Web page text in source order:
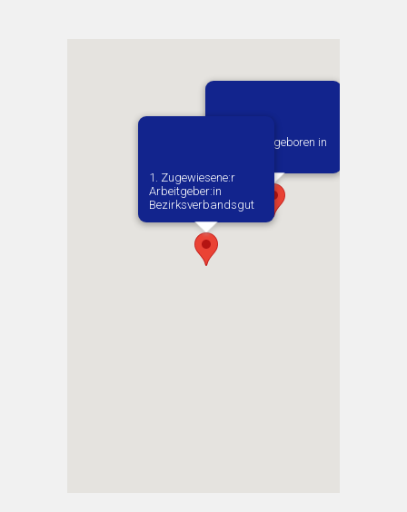
Vermutlich geboren in
1. Zugewiesene:r
Arbeitgeber:in​
Bezirksverbandsgut